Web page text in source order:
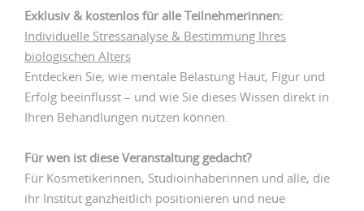
Exklusiv & kostenlos für alle Teilnehmerinnen:
Individuelle Stressanalyse & Bestimmung Ihres
biologischen Alters
Entdecken Sie, wie mentale Belastung Haut, Figur und
Erfolg beeinflusst – und wie Sie dieses Wissen direkt in
Ihren Behandlungen nutzen können.
Für wen ist diese Veranstaltung gedacht?
Für Kosmetikerinnen, Studioinhaberinnen und alle, die
ihr Institut ganzheitlich positionieren und neue